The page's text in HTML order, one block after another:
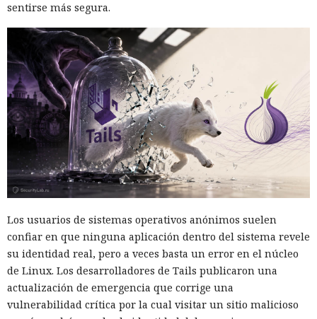
sentirse más segura.
Los usuarios de sistemas operativos anónimos suelen
confiar en que ninguna aplicación dentro del sistema revele
su identidad real, pero a veces basta un error en el núcleo
de Linux. Los desarrolladores de Tails publicaron una
actualización de emergencia que corrige una
vulnerabilidad crítica por la cual visitar un sitio malicioso